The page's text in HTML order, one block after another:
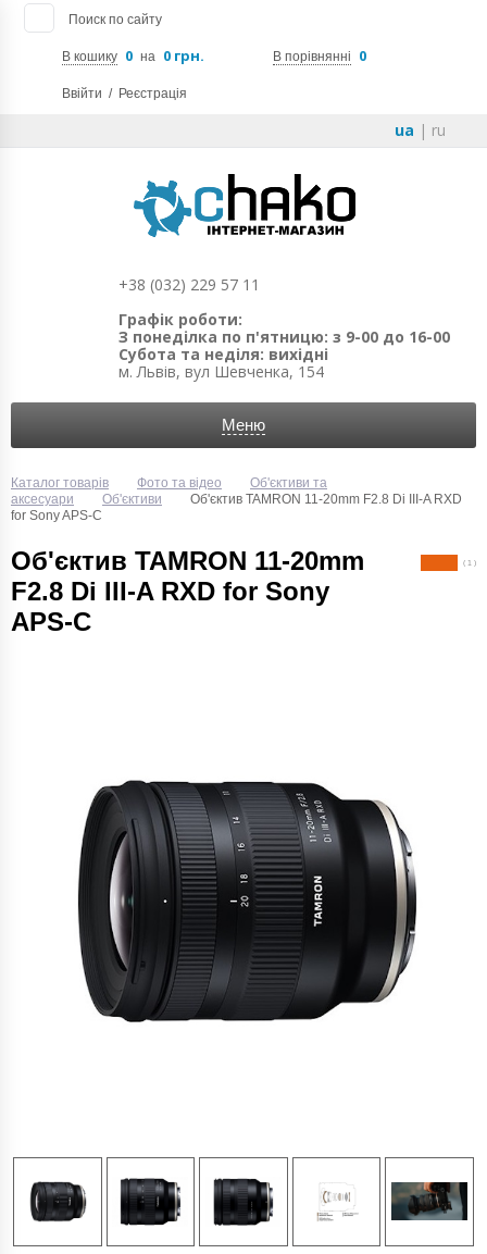
Поиск по сайту
В кошику 0 на 0 грн. В порівнянні 0
Ввійти / Реєстрація
ua | ru
+38 (032) 229 57 11
Графік роботи:
З понеділка по п'ятницю: з 9-00 до 16-00
Субота та неділя: вихідні
м. Львів, вул Шевченка, 154
Меню
Каталог товарів Фото та відео
Об'єктиви та
аксесуари
Об'єктиви
Об'єктив TAMRON 11-20mm F2.8 Di III-A RXD
for Sony APS-C
Об'єктив TAMRON 11-20mm
F2.8 Di III-A RXD for Sony
APS-C
( 1 )